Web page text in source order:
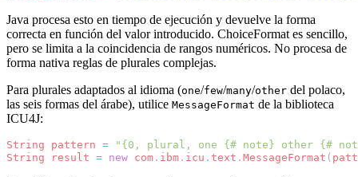
Java procesa esto en tiempo de ejecución y devuelve la forma
correcta en función del valor introducido. ChoiceFormat es sencillo,
pero se limita a la coincidencia de rangos numéricos. No procesa de
forma nativa reglas de plurales complejas.
Para plurales adaptados al idioma (one/few/many/other del polaco,
las seis formas del árabe), utilice MessageFormat de la biblioteca
ICU4J:
String pattern =
"{0, plural, one {# note} other {#
String
result = new com . ibm . icu . text . MessageFormat (